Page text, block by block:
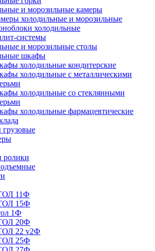
и морозильные камеры
холодильные и морозильные
холодильные
системы
и морозильные столы
шкафы
холодильные кондитерские
холодильные с металлическими
холодильные со стеклянными
холодильные фармацевтические
грузовые
ролики
11Ф
15Ф
1Ф
20Ф
22 v2Ф
25Ф